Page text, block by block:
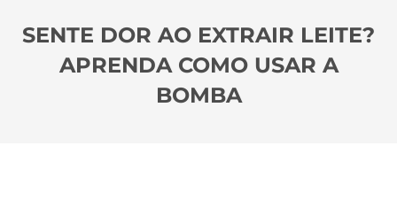
SENTE DOR AO EXTRAIR LEITE?
APRENDA COMO USAR A
BOMBA